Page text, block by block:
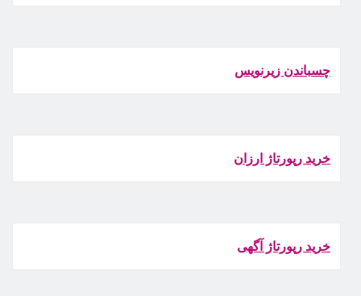
چسباندن زيرنويس
خرید رپورتاژ ارزان
خرید رپورتاژ آگهی